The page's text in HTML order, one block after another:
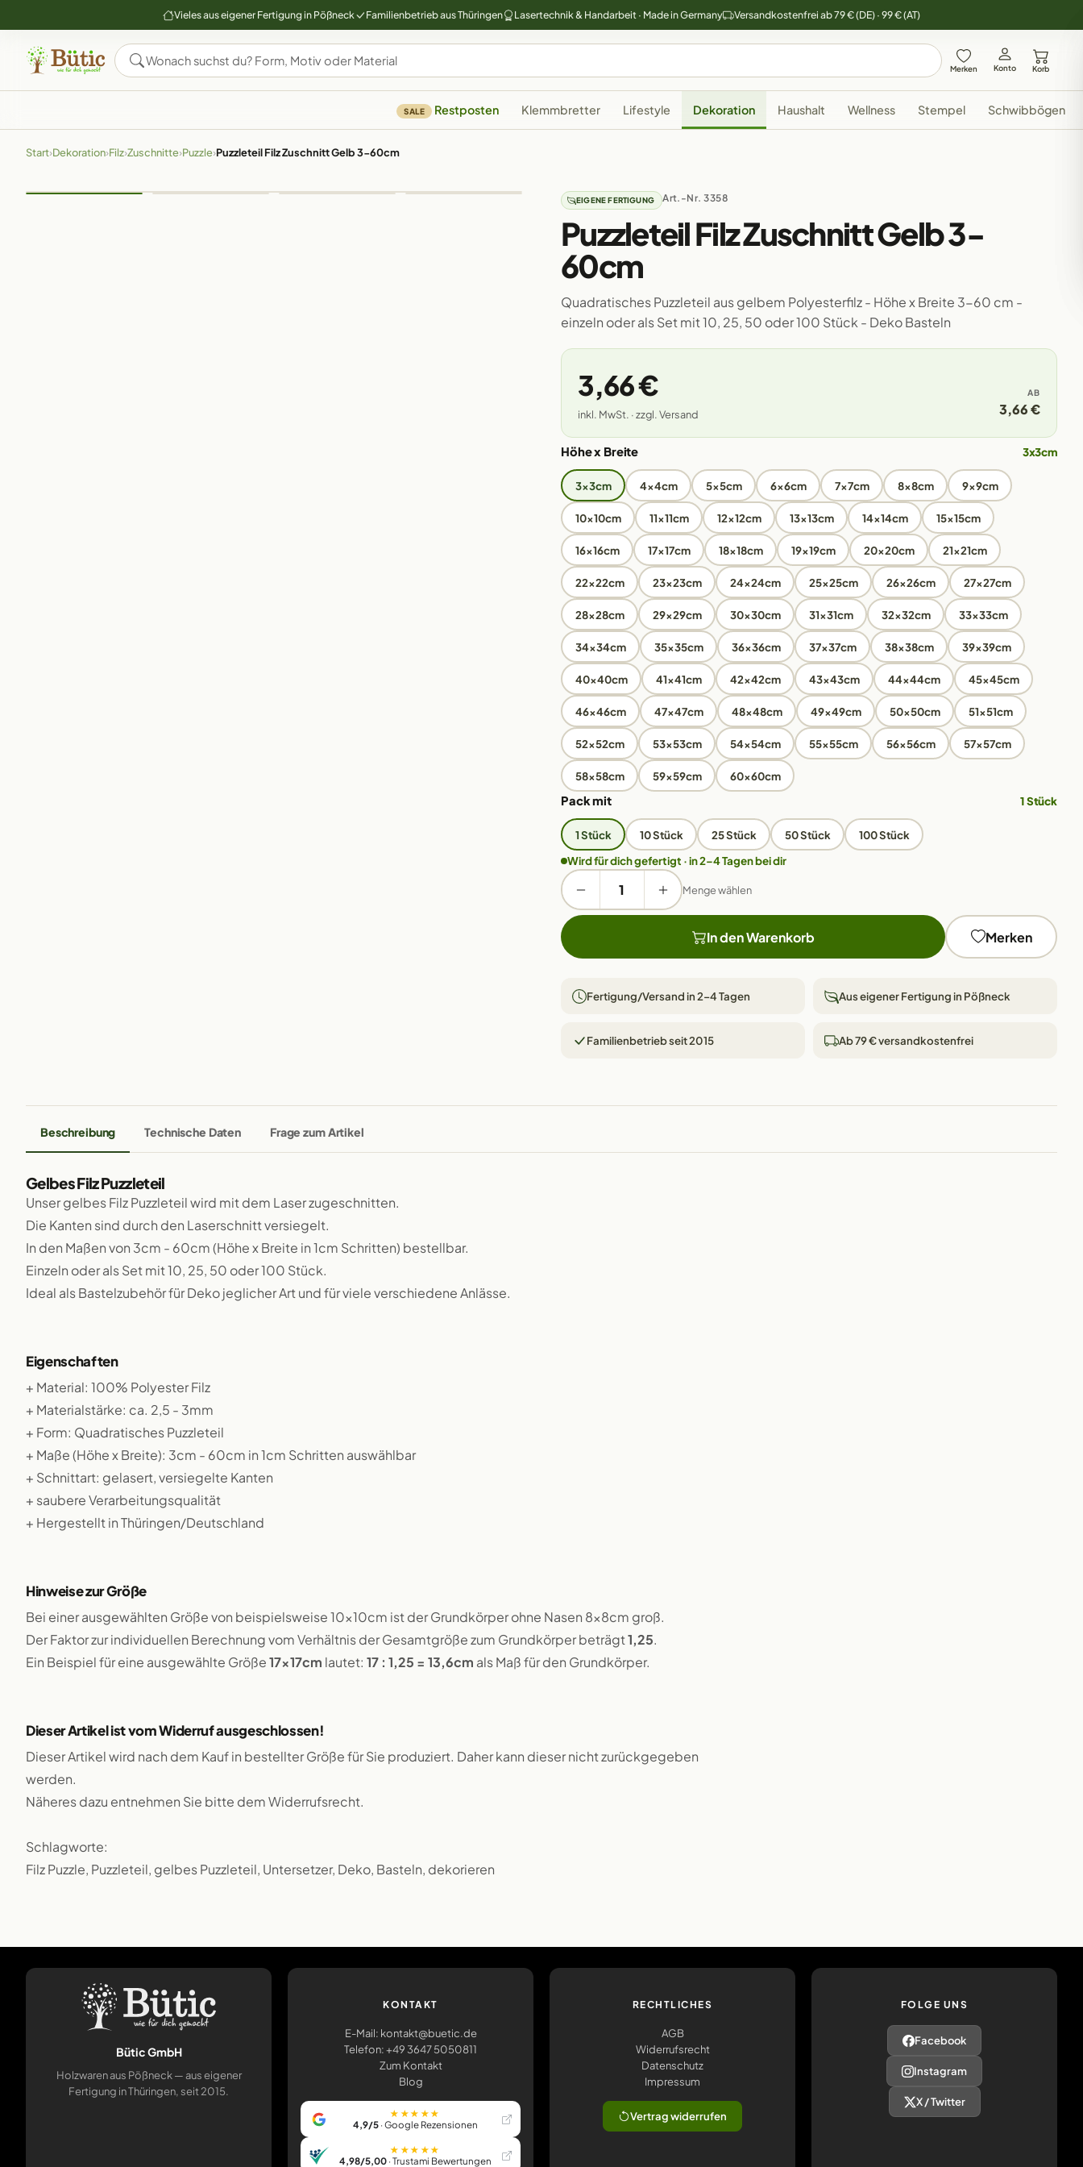
Vieles aus eigener Fertigung in Pößneck Familienbetrieb aus Thüringen Lasertechnik & Handarbeit · Made in Germany Versandkostenfrei ab 79 € (DE) · 99 € (AT)
Merken Konto Korb
SALE Restposten Klemmbretter Lifestyle Dekoration Haushalt Wellness Stempel Schwibbögen
Start›Dekoration›Filz›Zuschnitte›Puzzle›Puzzleteil Filz Zuschnitt Gelb 3-60cm
EIGENE FERTIGUNG Art.-Nr. 3358
Puzzleteil Filz Zuschnitt Gelb 3-
60cm
Quadratisches Puzzleteil aus gelbem Polyesterfilz - Höhe x Breite 3-60 cm -
einzeln oder als Set mit 10, 25, 50 oder 100 Stück - Deko Basteln
3,66 €
inkl. MwSt. · zzgl. Versand
AB
3,66 €
Höhe x Breite 3x3cm
3x3cm 4x4cm 5x5cm 6x6cm 7x7cm 8x8cm 9x9cm
10x10cm 11x11cm 12x12cm 13x13cm 14x14cm 15x15cm
16x16cm 17x17cm 18x18cm 19x19cm 20x20cm 21x21cm
22x22cm 23x23cm 24x24cm 25x25cm 26x26cm 27x27cm
28x28cm 29x29cm 30x30cm 31x31cm 32x32cm 33x33cm
34x34cm 35x35cm 36x36cm 37x37cm 38x38cm 39x39cm
40x40cm 41x41cm 42x42cm 43x43cm 44x44cm 45x45cm
46x46cm 47x47cm 48x48cm 49x49cm 50x50cm 51x51cm
52x52cm 53x53cm 54x54cm 55x55cm 56x56cm 57x57cm
58x58cm 59x59cm 60x60cm
Pack mit 1 Stück
1 Stück 10 Stück 25 Stück 50 Stück
100 Stück
Wird für dich gefertigt · in 2–4 Tagen bei dir
Menge wählen
In den Warenkorb Merken
Fertigung/Versand in 2–4 Tagen Aus eigener Fertigung in Pößneck
Familienbetrieb seit 2015 Ab 79 € versandkostenfrei
Beschreibung Technische Daten Frage zum Artikel
Gelbes Filz Puzzleteil
Unser gelbes Filz Puzzleteil wird mit dem Laser zugeschnitten.
Die Kanten sind durch den Laserschnitt versiegelt.
In den Maßen von 3cm - 60cm (Höhe x Breite in 1cm Schritten) bestellbar.
Einzeln oder als Set mit 10, 25, 50 oder 100 Stück.
Ideal als Bastelzubehör für Deko jeglicher Art und für viele verschiedene Anlässe.
Eigenschaften
+ Material: 100% Polyester Filz
+ Materialstärke: ca. 2,5 - 3mm
+ Form: Quadratisches Puzzleteil
+ Maße (Höhe x Breite): 3cm - 60cm in 1cm Schritten auswählbar
+ Schnittart: gelasert, versiegelte Kanten
+ saubere Verarbeitungsqualität
+ Hergestellt in Thüringen/Deutschland
Hinweise zur Größe
Bei einer ausgewählten Größe von beispielsweise 10x10cm ist der Grundkörper ohne Nasen 8x8cm groß.
Der Faktor zur individuellen Berechnung vom Verhältnis der Gesamtgröße zum Grundkörper beträgt1,25.
Ein Beispiel für eine ausgewählte Größe17x17cm lautet: 17 : 1,25 = 13,6cm als Maß für den Grundkörper.
Dieser Artikel ist vom Widerruf ausgeschlossen!
Dieser Artikel wird nach dem Kauf in bestellter Größe für Sie produziert. Daher kann dieser nicht zurückgegeben
werden.
Näheres dazu entnehmen Sie bitte dem Widerrufsrecht.
Schlagworte:
Filz Puzzle, Puzzleteil, gelbes Puzzleteil, Untersetzer, Deko, Basteln, dekorieren
Bütic GmbH
Holzwaren aus Pößneck — aus eigener
Fertigung in Thüringen, seit 2015.
KONTAKT
E-Mail: kontakt@buetic.de
Telefon: +49 3647 5050811
Zum Kontakt
Blog
★★★★★
4,9/5 · Google Rezensionen
★★★★★
4,98/5,00 · Trustami Bewertungen
RECHTLICHES
AGB
Widerrufsrecht
Datenschutz
Impressum
Vertrag widerrufen
FOLGE UNS
Facebook
Instagram
X / Twitter